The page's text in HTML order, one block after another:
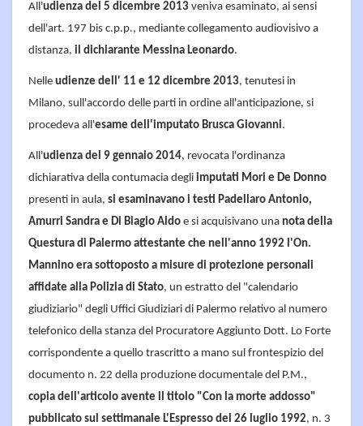
All'udienza del 5 dicembre 2013 veniva esaminato, ai sensi
dell'art. 197 bis c.p.p., mediante collegamento audiovisivo a
distanza, il dichiarante Messina Leonardo.
Nelle udienze dell' 11 e 12 dicembre 2013, tenutesi in
Milano, sull'accordo delle parti in ordine all'anticipazione, si
procedeva all'esame dell'imputato Brusca Giovanni.
All'udienza del 9 gennaio 2014, revocata l'ordinanza
dichiarativa della contumacia degli imputati Mori e De Donno
presenti in aula, si esaminavano i testi Padellaro Antonio,
Amurri Sandra e Di Biagio Aldo e si acquisivano una nota della
Questura di Palermo attestante che nell'anno 1992 l'On.
Mannino era sottoposto a misure di protezione personali
affidate alla Polizia di Stato, un estratto del "calendario
giudiziario" degli Uffici Giudiziari di Palermo relativo al numero
telefonico della stanza del Procuratore Aggiunto Dott. Lo Forte
corrispondente a quello trascritto a mano sul frontespizio del
documento n. 22 della produzione documentale del P.M.,
copia dell'articolo avente il titolo "Con la morte addosso"
pubblicato sul settimanale L'Espresso del 26 luglio 1992, n. 3